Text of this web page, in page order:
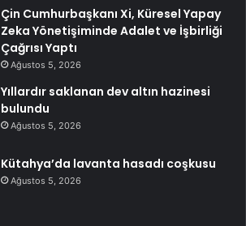
Çin Cumhurbaşkanı Xi, Küresel Yapay
Zeka Yönetişiminde Adalet ve İşbirliği
Çağrısı Yaptı
Ağustos 5, 2026
Yıllardır saklanan dev altın hazinesi
bulundu
Ağustos 5, 2026
Kütahya’da lavanta hasadı coşkusu
Ağustos 5, 2026